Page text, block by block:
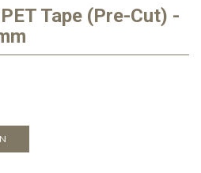
Tape (Pre-Cut) -